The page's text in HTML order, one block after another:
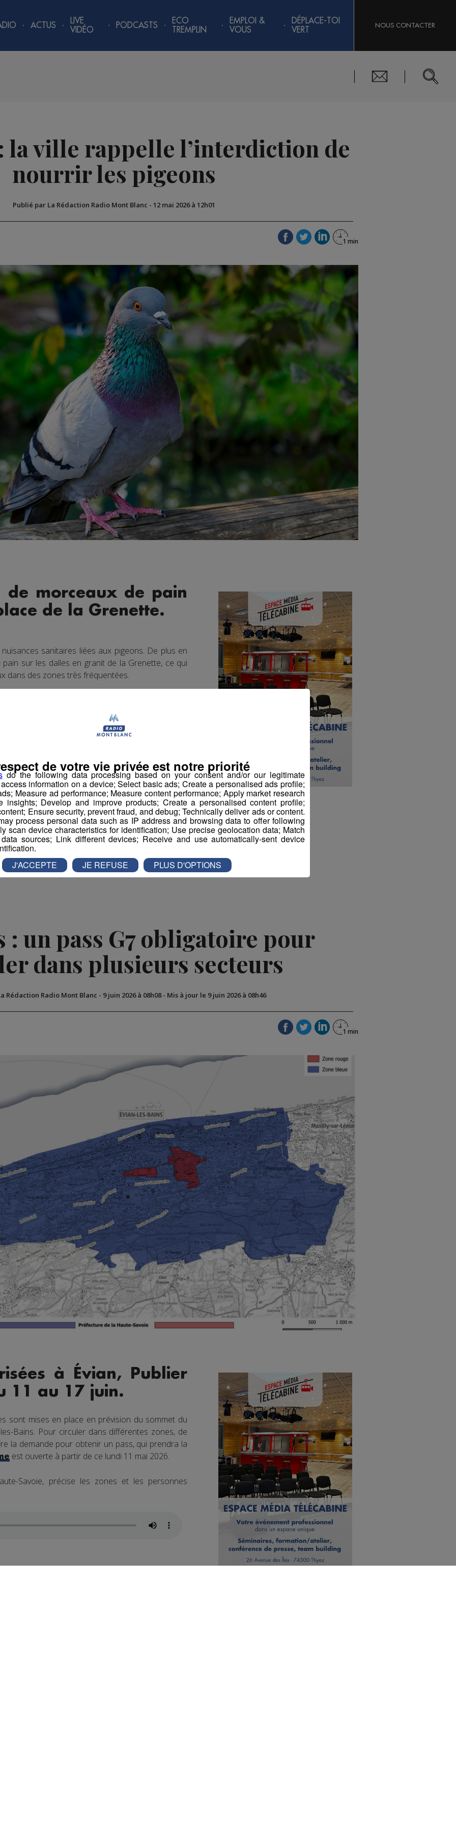
ACTUS
LIVE
VIDÉO
PODCASTS
ECO
TREMPLIN
EMPLOI &
VOUS
DÉPLACE-TOI
VERT
NOUS CONTACTER
la ville rappelle l’interdiction de
nourrir les pigeons
Publié par La Rédaction Radio Mont Blanc - 12 mai 2026 à 12h01
de morceaux de pain
de la Grenette.
sanitaires liées aux pigeons. De plus en
sur les dalles en granit de la Grenette, ce qui
dans des zones très fréquentées.
d’hygiène et de salubrité
est dégradé et il y a des répercussions en
les habitants.
Sanitaire Départemental interdit strictement de
voie publique dans le but d’attirer des animaux
pigeons. Cette interdiction s’applique également
entraîner des nuisances pour le voisinage ou
: un pass G7 obligatoire pour
dans plusieurs secteurs
Rédaction Radio Mont Blanc - 9 juin 2026 à 08h08- Mis à jour le 9 juin 2026 à 08h46
à Évian, Publier
11 au 17 juin.
sont mises en place en prévision du sommet du
Bains. Pour circuler dans différentes zones, de
la demande pour obtenir un pass, qui prendra la
est ouverte à partir de ce lundi 11 mai 2026.
Savoie, précise les zones et les personnes
do the following data processing based on your consent and/or our legitimate
information on a device; Select basic ads; Create a personalised ads profile;
Measure ad performance; Measure content performance; Apply market research
insights; Develop and improve products; Create a personalised content profile;
Ensure security, prevent fraud, and debug; Technically deliver ads or content.
process personal data such as IP address and browsing data to offer following
scan device characteristics for identification; Use precise geolocation data; Match
sources; Link different devices; Receive and use automatically-sent device
de votre vie privée est notre priorité
J'ACCEPTE JE REFUSE PLUS D'OPTIONS